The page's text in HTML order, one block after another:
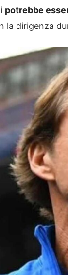
potrebbe
la dirigenza